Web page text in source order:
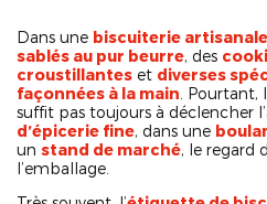
Dans une biscuiterie
sablés au pur beurre, des
croustillantes et diverses
façonnées à la main .
suffit pas toujours à déclencher
d’épicerie fine, dans une
un stand de marché, le regard
l’emballage.